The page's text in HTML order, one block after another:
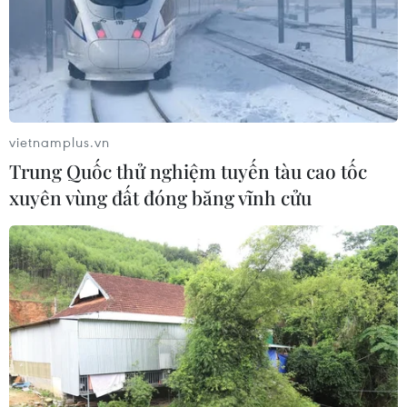
06/08/2026 15:07
Thái Lan-Myanmar thúc đẩy hợp tác
kinh tế và công nghệ vũ trụ
06/08/2026 13:35
Việt Nam-Thái Lan nhất trí thúc đẩy
triển khai thực chất Chiến lược "Ba
kết nối"
06/08/2026 13:24
Thủ tướng Lê Minh Hưng tiếp Đại sứ
Malaysia đến chào từ biệt kết thúc
vietnamplus.vn
Trung Quốc thử nghiệm tuyến tàu cao tốc
xuyên vùng đất đóng băng vĩnh cửu